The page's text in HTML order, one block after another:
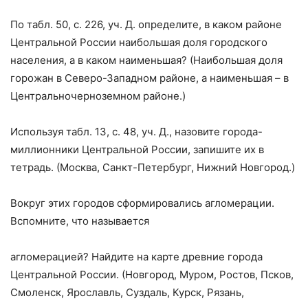
По табл. 50, с. 226, уч. Д. определите, в каком районе
Центральной России наи­большая доля городского
населения, а в каком наименьшая? (Наибольшая доля
горожан в Северо-Западном районе, а наименьшая – в
Центрально­черноземном районе.)
Используя табл. 13, с. 48, уч. Д., назовите города-
миллионники Центральной России, запишите их в
тетрадь. (Москва, Санкт-Петербург, Нижний Новго­род.)
Вокруг этих городов сформировались агломерации.
Вспомните, что называется
агломерацией? Найдите на карте древние города
Центральной России. (Новго­род, Муром, Ростов, Псков,
Смоленск, Ярославль, Суздаль, Курск, Рязань,